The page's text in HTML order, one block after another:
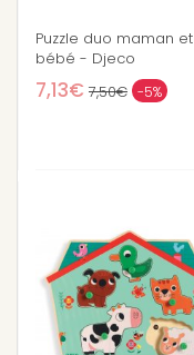
Puzzle duo maman et
bébé - Djeco
7,13€ 7,50€ -5%